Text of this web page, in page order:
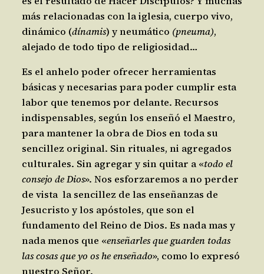
más relacionadas con la iglesia, cuerpo vivo,
dinámico (dínamis) y neumático (pneuma),
alejado de todo tipo de religiosidad…
Es el anhelo poder ofrecer herramientas
básicas y necesarias para poder cumplir esta
labor que tenemos por delante. Recursos
indispensables, según los enseñó el Maestro,
para mantener la obra de Dios en toda su
sencillez original. Sin rituales, ni agregados
culturales. Sin agregar y sin quitar a «todo el
consejo de Dios». Nos esforzaremos a no perder
de vista la sencillez de las enseñanzas de
Jesucristo y los apóstoles, que son el
fundamento del Reino de Dios. Es nada mas y
nada menos que «enseñarles que guarden todas
las cosas que yo os he enseñado», como lo expresó
nuestro Señor.